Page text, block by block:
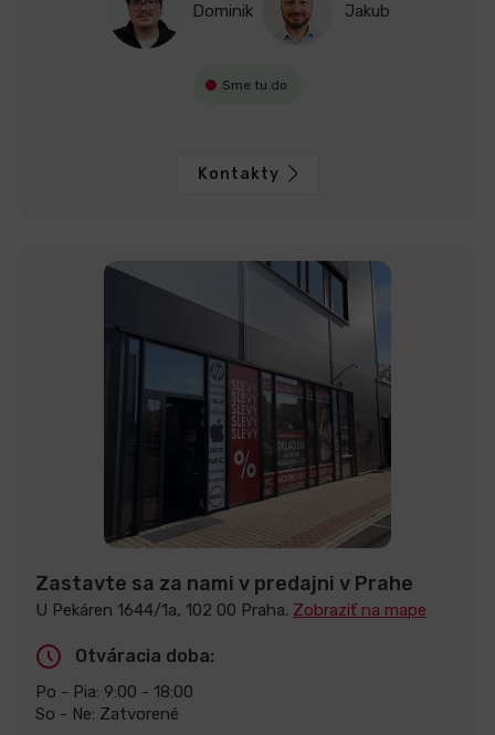
Dominik Jakub
Sme tu do
Kontakty
Zastavte sa za nami v predajni v Prahe
U Pekáren 1644/1a, 102 00 Praha. Zobraziť na mape
Otváracia doba:
Po - Pia: 9:00 - 18:00
So - Ne: Zatvorené